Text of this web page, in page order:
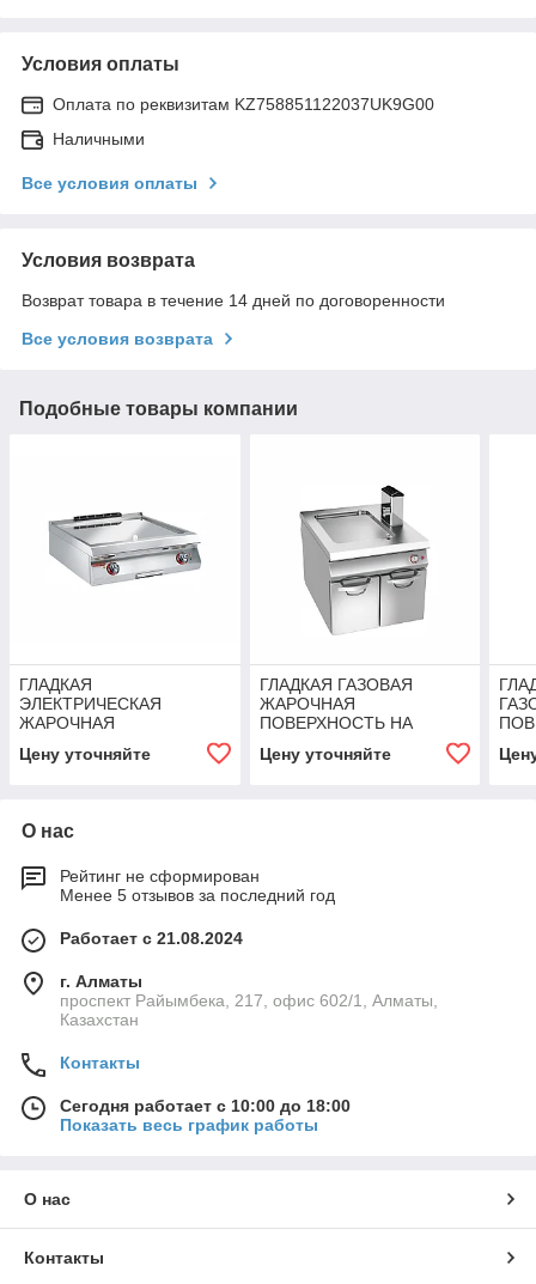
Условия оплаты
Оплата по реквизитам KZ758851122037UK9G00
Наличными
Все условия оплаты
Условия возврата
Возврат товара в течение 14 дней по договоренности
Все условия возврата
Подобные товары компании
ГЛАДКАЯ
ЭЛЕКТРИЧЕСКАЯ
ЖАРОЧНАЯ
ПОВЕРХНОСТЬ Angelopo
Цену уточняйте
ГЛАДКАЯ ГАЗОВАЯ
ЖАРОЧНАЯ
ПОВЕРХНОСТЬ НА
КАБИНЕТЕ ANGELOPO
Цену уточняйте
О нас
Рейтинг не сформирован
Менее 5 отзывов за последний год
Работает с 21.08.2024
г. Алматы
проспект Райымбека, 217, офис 602/1, Алматы,
Казахстан
Контакты
Сегодня работает с 10:00 до 18:00
Показать весь график работы
О нас
Контакты